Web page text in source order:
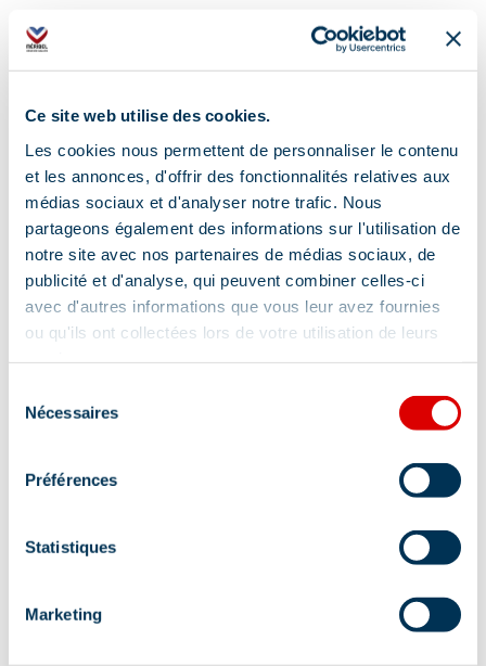
Ce site web utilise des cookies.
Les cookies nous permettent de personnaliser le contenu
et les annonces, d'offrir des fonctionnalités relatives aux
médias sociaux et d'analyser notre trafic. Nous
partageons également des informations sur l'utilisation de
notre site avec nos partenaires de médias sociaux, de
publicité et d'analyse, qui peuvent combiner celles-ci
avec d'autres informations que vous leur avez fournies
ou qu'ils ont collectées lors de votre utilisation de leurs
Nécessaires
Préférences
Statistiques
Marketing
Départ de l'arrêt navette des Ravines Se
départ sont indiqués plus précisément par des